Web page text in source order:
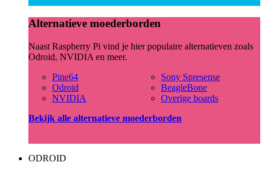
Alternatieve moederborden
Naast Raspberry Pi vind je hier populaire alternatieven zoals
Odroid, NVIDIA en meer.
Pine64
Odroid
NVIDIA
Sony Spresense
BeagleBone
Overige boards
Bekijk alle alternatieve moederborden
ODROID